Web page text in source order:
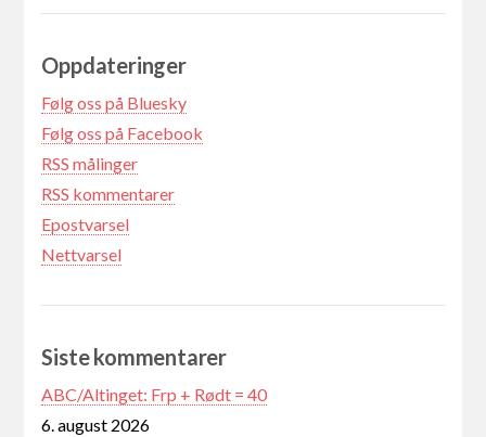
Oppdateringer
Følg oss på Bluesky
Følg oss på Facebook
RSS målinger
RSS kommentarer
Epostvarsel
Nettvarsel
Siste kommentarer
ABC/Altinget: Frp + Rødt = 40
6. august 2026